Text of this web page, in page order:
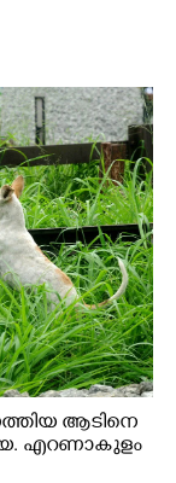
ആടിനെ
എറണാകുളം